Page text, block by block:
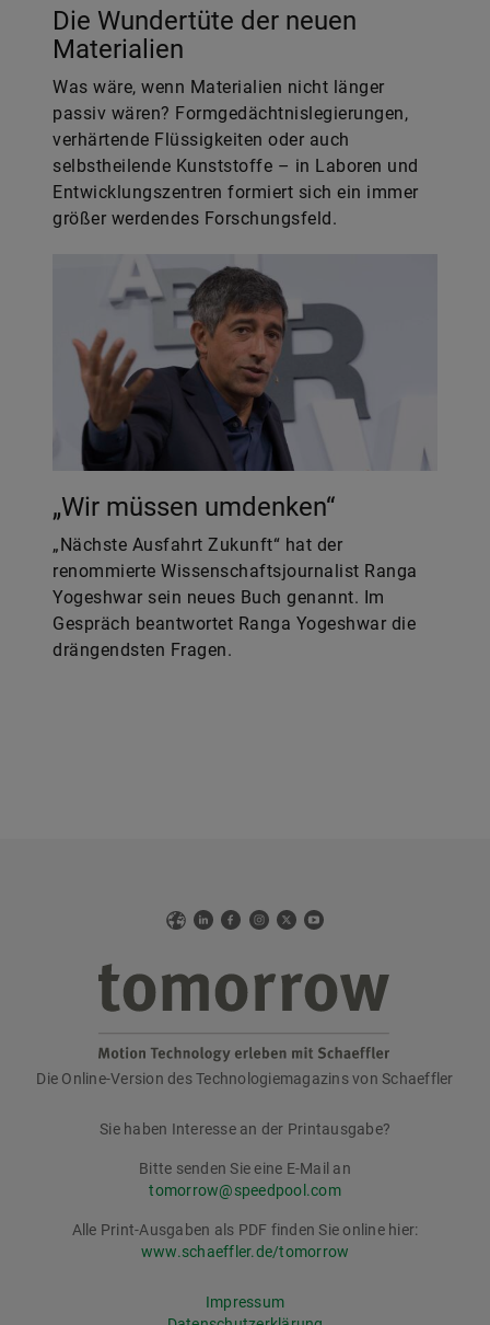
Die Wundertüte der neuen
Materialien
Was wäre, wenn Materialien nicht länger
passiv wären? Formgedächtnislegierungen,
verhärtende Flüssigkeiten oder auch
selbstheilende Kunststoffe – in Laboren und
Entwicklungszentren formiert sich ein immer
größer werdendes Forschungsfeld.
„Wir müssen umdenken“
„Nächste Ausfahrt Zukunft“ hat der
renommierte Wissenschaftsjournalist Ranga
Yogeshwar sein neues Buch genannt. Im
Gespräch beantwortet Ranga Yogeshwar die
drängendsten Fragen.
WebLinkedIn
Facebook
Instagram
X YouTube
tomorrow
Die Online-Version des Technologiemagazins von Schaeffler
Sie haben Interesse an der Printausgabe?
Bitte senden Sie eine E-Mail an
tomorrow@speedpool.com
Alle Print-Ausgaben als PDF finden Sie online hier:
www.schaeffler.de/tomorrow
Impressum